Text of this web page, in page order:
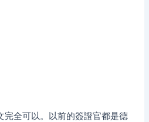
完全可以。以前的簽證官都是德